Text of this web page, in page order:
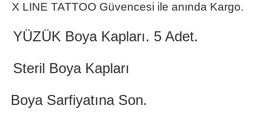
X LINE TATTOO Güvencesi ile anında Kargo.
YÜZÜK Boya Kapları. 5 Adet.
Steril Boya Kapları
Boya Sarfiyatına Son.